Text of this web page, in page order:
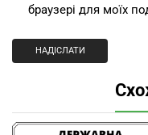
браузері для моїх